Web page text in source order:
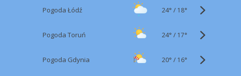
Pogoda Łódź 24° / 18°
Pogoda Toruń 24° / 17°
Pogoda Gdynia 20° / 16°